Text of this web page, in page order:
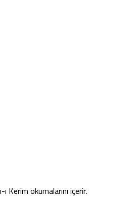
okumalarını içerir.